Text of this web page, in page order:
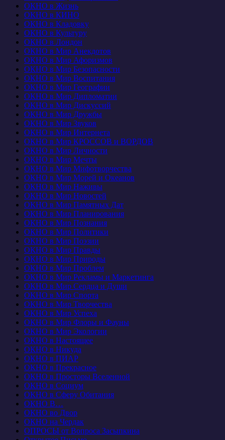
ОКНО в Жизнь
ОКНО в КИНО
ОКНО в Кладовку
ОКНО в Культуру
ОКНО в Лондон
ОКНО в Мир Анекдотов
ОКНО в Мир Афоризмов
ОКНО в Мир Безопасности
ОКНО в Мир Воспитания
ОКНО в Мир Географии
ОКНО в Мир Дипломатии
ОКНО в Мир Дискуссий
ОКНО в Мир Дружбы
ОКНО в Мир Звуков
ОКНО в Мир Интернета
ОКНО в Мир КРОССОВ и ВОРДОВ
ОКНО в Мир Личности
ОКНО в Мир Мечты
ОКНО в Мир Мифотворчества
ОКНО в Мир Морей и Океанов
ОКНО в Мир Наживы
ОКНО в Мир Новостей
ОКНО в Мир Памятных Дат
ОКНО в Мир Планирования
ОКНО в Мир Познания
ОКНО в Мир Политики
ОКНО в Мир Поэзии
ОКНО в Мир Правды
ОКНО в Мир Природы
ОКНО в Мир Проблем
ОКНО в Мир Рекламы и Маркетинга
ОКНО в Мир Сердца и Души
ОКНО в Мир Спорта
ОКНО в Мир Творчества
ОКНО в Мир Успеха
ОКНО в Мир Флоры и Фауны
ОКНО в Мир Экологии
ОКНО в Настоящее
ОКНО в Никуда
ОКНО в ПИАР
ОКНО в Прекрасное
ОКНО в Просторы Вселенной
ОКНО в Социум
ОКНО в Сферу Обитания
ОКНО В…
ОКНО во Двор
ОКНО на Чердак
ОПРОСЫ от Вопроса Засыпкина